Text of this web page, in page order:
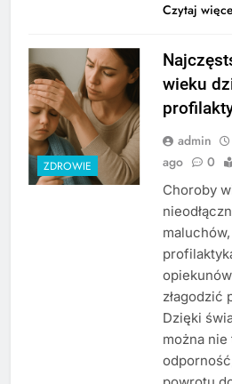
Czytaj
ZDROWIE
wieku
admin
ago
0
Choroby
złagodzić
Dzięki
można